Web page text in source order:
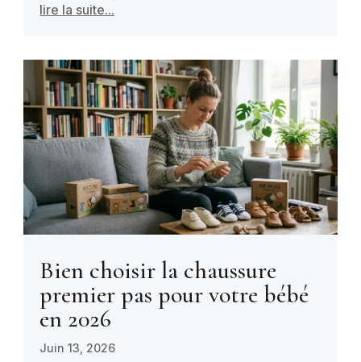
lire la suite...
Bien choisir la chaussure
premier pas pour votre bébé
en 2026
Juin 13, 2026